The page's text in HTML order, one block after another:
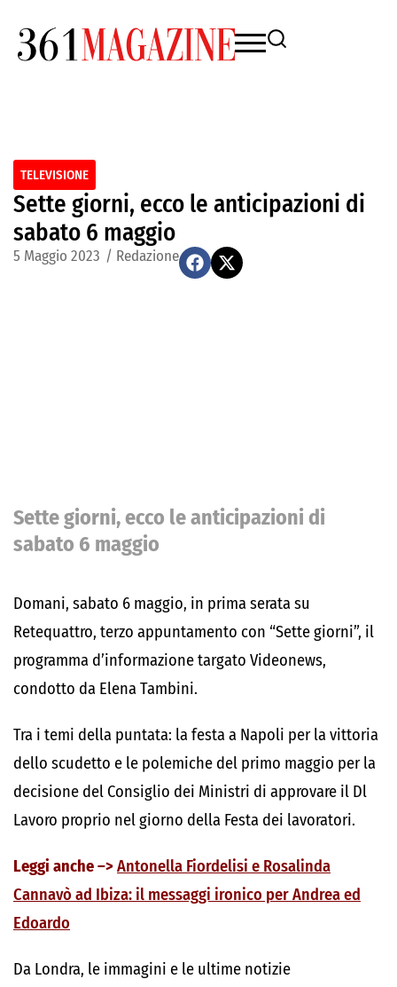
TELEVISIONE
Sette giorni, ecco le anticipazioni di
sabato 6 maggio
5 Maggio 2023 / Redazione
Sette giorni, ecco le anticipazioni di
sabato 6 maggio
Domani, sabato 6 maggio, in prima serata su
Retequattro, terzo appuntamento con “Sette giorni”, il
programma d’informazione targato Videonews,
condotto da Elena Tambini.
Tra i temi della puntata: la festa a Napoli per la vittoria
dello scudetto e le polemiche del primo maggio per la
decisione del Consiglio dei Ministri di approvare il Dl
Lavoro proprio nel giorno della Festa dei lavoratori.
Leggi anche –>Antonella Fiordelisi e Rosalinda
Cannavò ad Ibiza: il messaggi ironico per Andrea ed
Edoardo
Da Londra, le immagini e le ultime notizie